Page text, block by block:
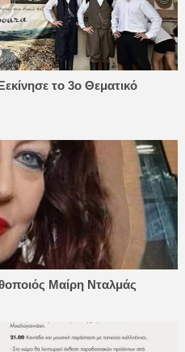
το 3ο Θεματικό
Μαίρη Νταλμάς